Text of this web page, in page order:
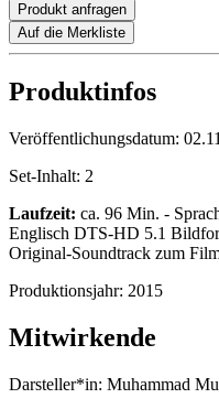
Produkt anfragen
Auf die Merkliste
Produktinfos
Veröffentlichungsdatum:
Set-Inhalt: 2
Laufzeit: ca. 96 Min. -
Englisch DTS-HD 5.1
Original-Soundtrack zum
Produktionsjahr: 2015
Mitwirkende
Darsteller*in: Muhammad